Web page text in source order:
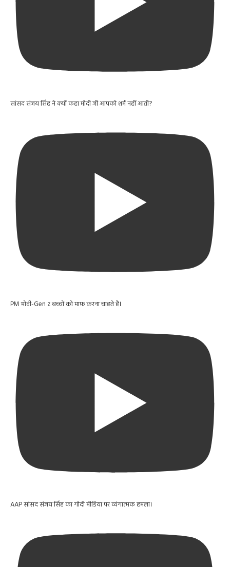
सांसद संजय सिंह ने क्यों कहा मोदी जी आपको शर्म नहीं आती?
PM मोदी-Gen z बच्चों को माफ़ करना चाहते हैं।
AAP सांसद संजय सिंह का गोदी मीडिया पर व्यंगात्मक हमला।